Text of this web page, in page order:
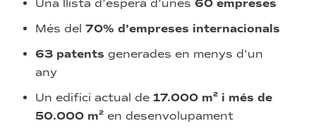
Una llista d’espera d’unes 60 empreses
Més del 70% d’empreses internacionals
63 patents generades en menys d’un
any
Un edifici actual de 17.000 m² i més de
50.000 m² en desenvolupament